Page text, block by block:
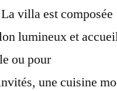
villa est composée
lumineux et
ou pour
une cuisine